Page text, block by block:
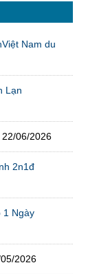
Nam du
Lạn
22/06/2026
2n1đ
1 Ngày
2026